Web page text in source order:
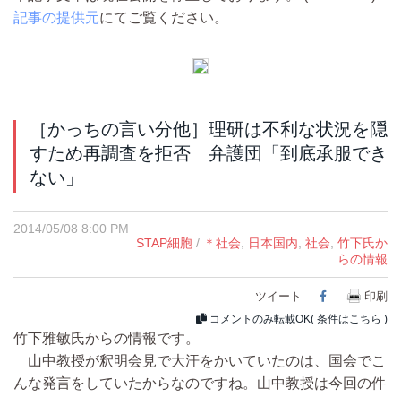
記事の提供元にてご覧ください。
［かっちの言い分他］理研は不利な状況を隠
すため再調査を拒否 弁護団「到底承服でき
ない」
2014/05/08 8:00 PM
STAP細胞 / ＊社会 日本国内 社会 竹下氏か
らの情報
ツイート Facebook
印刷
コメントのみ転載OK( 条件はこちら )
竹下雅敏氏からの情報です。
山中教授が釈明会見で大汗をかいていたのは、国会でこ
んな発言をしていたからなのですね。山中教授は今回の件